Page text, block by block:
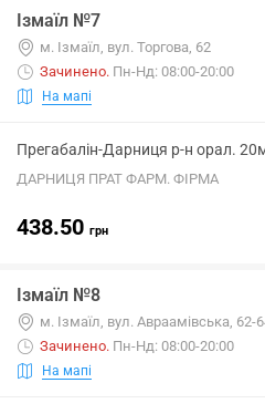
Ізмаїл №7
м. Ізмаїл, вул. Торгова, 62
Зачинено. Пн-Нд: 08:00-20:00
На мапі
Прегабалін-Дарниця р-н орал.
ДАРНИЦЯ ПРАТ ФАРМ. ФІРМА
438.50 грн
Ізмаїл №8
м. Ізмаїл, вул. Авраамівська, 62-
Зачинено. Пн-Нд: 08:00-20:00
На мапі